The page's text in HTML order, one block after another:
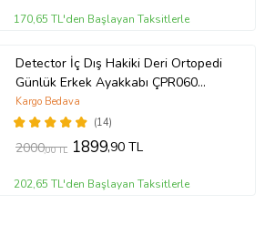
170,65 TL'den Başlayan Taksitlerle
Detector İç Dış Hakiki Deri Ortopedi
Günlük Erkek Ayakkabı ÇPR060
(Siyah)
(14)
Kargo Bedava
2000,00 TL 1899,90 TL
202,65 TL'den Başlayan Taksitlerle